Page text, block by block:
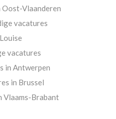
Vlaanderen
vacatures
vacatures
in Antwerpen
in Brussel
Vlaams-Brabant